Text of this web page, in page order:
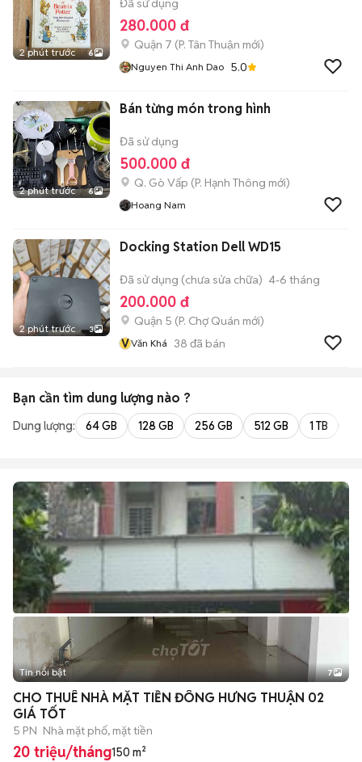
2 phút trước 6
Đã sử dụng
280.000 đ
Quận 7 (P. Tân Thuận mới)
Nguyen Thi Anh Dao 5.0
2 phút trước 6
Bán từng món trong hình
Đã sử dụng
500.000 đ
Q. Gò Vấp (P. Hạnh Thông mới)
Hoang Nam
2 phút trước 3
Docking Station Dell WD15
Đã sử dụng (chưa sửa chữa) 4-6 tháng
200.000 đ
Quận 5 (P. Chợ Quán mới)
VVăn Khá 38 đã bán
Bạn cần tìm dung lượng nào ?
Dung lượng: 64 GB 128 GB 256 GB 512 GB 1 TB
+2
Tin nổi bật 7
CHO THUÊ NHÀ MẶT TIỀN ĐÔNG HƯNG THUẬN 02
GIÁ TỐT
5 PN Nhà mặt phố, mặt tiền
20 triệu/tháng150 m²